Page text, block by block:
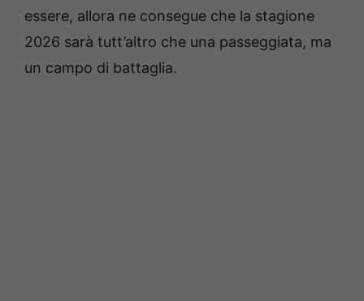
essere, allora ne consegue che la stagione
2026 sarà tutt’altro che una passeggiata, ma
un campo di battaglia.